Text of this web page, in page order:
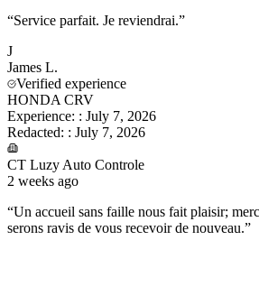
“Service parfait. Je reviendrai.”
J
James L.
Verified experience
HONDA CRV
Experience: : July 7, 2026
Redacted: : July 7, 2026
CT Luzy Auto Controle
2 weeks ago
“Un accueil sans faille nous fait plaisir;
serons ravis de vous recevoir de nouveau.”